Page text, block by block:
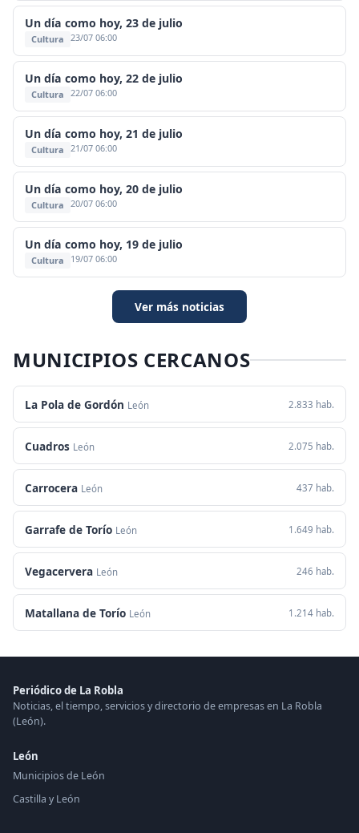
Un día como hoy, 23 de julio
Cultura 23/07 06:00
Un día como hoy, 22 de julio
Cultura 22/07 06:00
Un día como hoy, 21 de julio
Cultura 21/07 06:00
Un día como hoy, 20 de julio
Cultura 20/07 06:00
Un día como hoy, 19 de julio
Cultura 19/07 06:00
Ver más noticias
MUNICIPIOS CERCANOS
La Pola de Gordón León 2.833 hab.
Cuadros León 2.075 hab.
Carrocera León 437 hab.
Garrafe de Torío León 1.649 hab.
Vegacervera León 246 hab.
Matallana de Torío León 1.214 hab.
Periódico de La Robla
Noticias, el tiempo, servicios y directorio de empresas en La Robla
(León).
León
Municipios de León
Castilla y León